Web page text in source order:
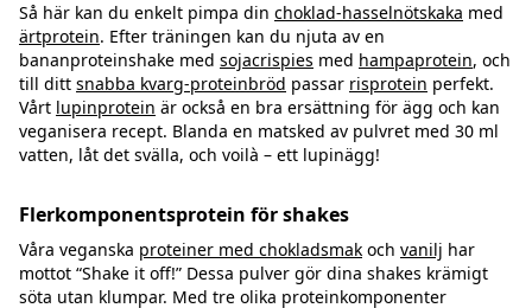
Så här kan du enkelt pimpa din choklad-hasselnötskaka med
ärtprotein. Efter träningen kan du njuta av en
bananproteinshake med sojacrispies med hampaprotein, och
till ditt snabba kvarg-proteinbröd passar risprotein perfekt.
Vårt lupinprotein är också en bra ersättning för ägg och kan
veganisera recept. Blanda en matsked av pulvret med 30 ml
vatten, låt det svälla, och voilà – ett lupinägg!
Flerkomponentsprotein för shakes
Våra veganska proteiner med chokladsmak och vanilj har
mottot “Shake it off!” Dessa pulver gör dina shakes krämigt
söta utan klumpar. Med tre olika proteinkomponenter